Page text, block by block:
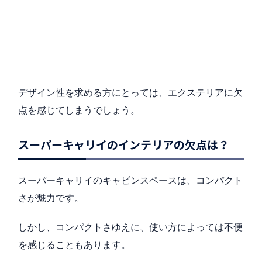
デザイン性を求める方にとっては、エクステリアに欠
点を感じてしまうでしょう。
スーパーキャリイのインテリアの欠点は？
スーパーキャリイのキャビンスペースは、コンパクト
さが魅力です。
しかし、コンパクトさゆえに、使い方によっては不便
を感じることもあります。